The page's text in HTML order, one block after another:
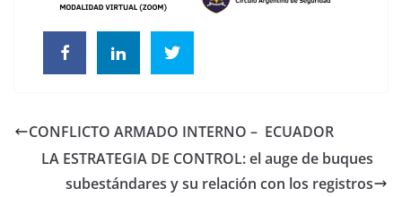
CONFLICTO ARMADO INTERNO – ECUADOR
LA ESTRATEGIA DE CONTROL: el auge de buques
subestándares y su relación con los registros